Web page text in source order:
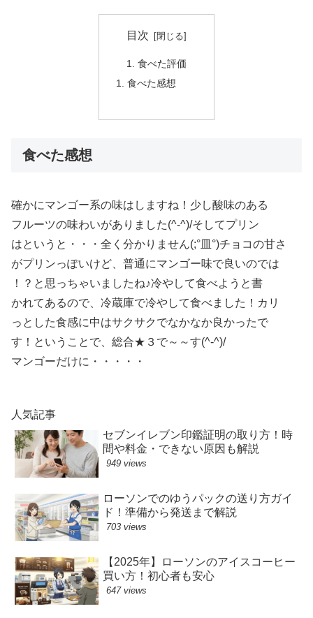
目次
食べた評価
食べた感想
食べた感想
確かにマンゴー系の味はしますね！少し酸味のある
フルーツの味わいがありました(^-^)/そしてプリン
はというと・・・全く分かりません(;°皿°)チョコの甘さ
がプリンっぽいけど、普通にマンゴー味で良いのでは
！？と思っちゃいましたね♪冷やして食べようと書
かれてあるので、冷蔵庫で冷やして食べました！カリ
っとした食感に中はサクサクでなかなか良かったで
す！ということで、総合★３で～～す(^-^)/
マンゴーだけに・・・・・
人気記事
セブンイレブン印鑑証明の取り方！時
間や料金・できない原因も解説
949 views
ローソンでのゆうパックの送り方ガイ
ド！準備から発送まで解説
703 views
【2025年】ローソンのアイスコーヒー
買い方！初心者も安心
647 views